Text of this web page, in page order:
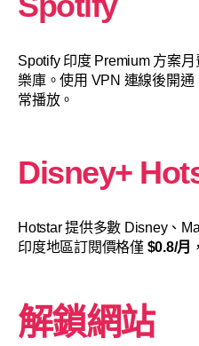
Spotify 印度 Premium 方案月
樂庫。使用 VPN 連線後開
常播放。
Disney+
Hotstar 提供多數 Disney、
印度地區訂閱價格僅 $0.8/月
解鎖網站